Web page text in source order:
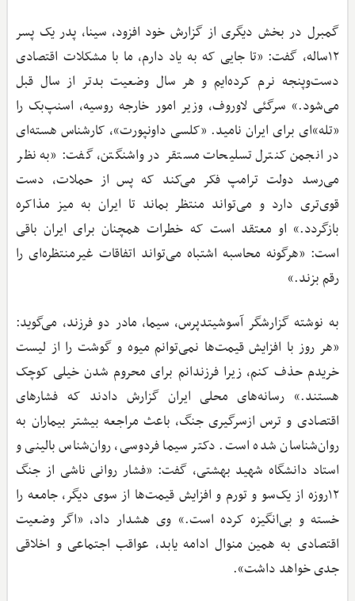
گمبرل در بخش دیگری از گزارش خود افزود، سینا، پدر یک پسر
۱۲ساله، گفت: «تا جایی که به یاد دارم، ما با مشکلات اقتصادی
دست‌وپنجه نرم کرده‌ایم و هر سال وضعیت بدتر از سال قبل
می‌شود.» سرگئی لاوروف، وزیر امور خارجه روسیه، اسنپ‌بک را
«تله»ای برای ایران نامید. «کلسی داونپورت»، کارشناس هسته‌ای
در انجمن کنترل تسلیحات مستقر در واشنگتن، گفت: «به نظر
می‌رسد دولت ترامپ فکر می‌کند که پس از حملات، دست
قوی‌تری دارد و می‌تواند منتظر بماند تا ایران به میز مذاکره
بازگردد.» او معتقد است که خطرات همچنان برای ایران باقی
است: «هرگونه محاسبه اشتباه می‌تواند اتفاقات غیرمنتظره‌ای را
رقم بزند.»
به نوشته گزارشگر آسوشیتدپرس، سیما، مادر دو فرزند، می‌گوید:
«هر روز با افزایش قیمت‌ها نمی‌توانم میوه و گوشت را از لیست
خریدم حذف کنم، زیرا فرزندانم برای محروم شدن خیلی کوچک
هستند.» رسانه‌های محلی ایران گزارش دادند که فشارهای
اقتصادی و ترس از‌سرگیری جنگ، باعث مراجعه بیشتر بیماران به
روان‌شناسان شده است. دکتر سیما فردوسی، روان‌شناس بالینی و
استاد دانشگاه شهید بهشتی، گفت: «فشار روانی ناشی از جنگ
۱۲روزه از یک‌سو و تورم و افزایش قیمت‌ها از سوی دیگر، جامعه را
خسته و بی‌انگیزه کرده است.» وی هشدار داد، «اگر وضعیت
اقتصادی به همین منوال ادامه یابد، عواقب اجتماعی و اخلاقی
جدی خواهد داشت».